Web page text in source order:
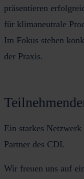
präsentieren
für klimaneutrale
Im Fokus stehen
der Praxis.
Ein starkes
Partner des CDI.
Wir freuen uns auf